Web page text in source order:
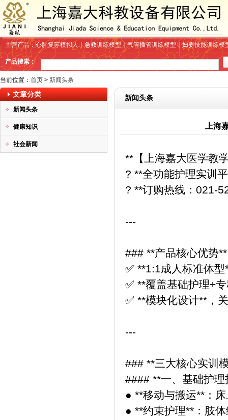
主营产品：心肺复苏模拟人｜急救训练模型｜气管插管训练模型｜妇婴技能训练模
产品搜索：
当前位置： 首页 > 新闻头条
新闻头条
上海
**【上海嘉大医学教
? **全功能护理实训
? **订购热线：021-
---
### **产品核心优势
✅ **1:1成人标准体
✅ **覆盖基础护理+
✅ **模块化设计**，
---
### **三大核心实训
#### **一、基础护
● **移动与搬运**：
● **约束护理**：肢
文章分类
新闻头条
健康知识
社会新闻